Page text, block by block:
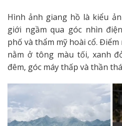
Hình ảnh giang hồ là kiểu
giới ngầm qua góc nhìn
phố và thẩm mỹ hoài cổ.
nằm ở tông màu tối, xanh
đêm, góc máy thấp và thần